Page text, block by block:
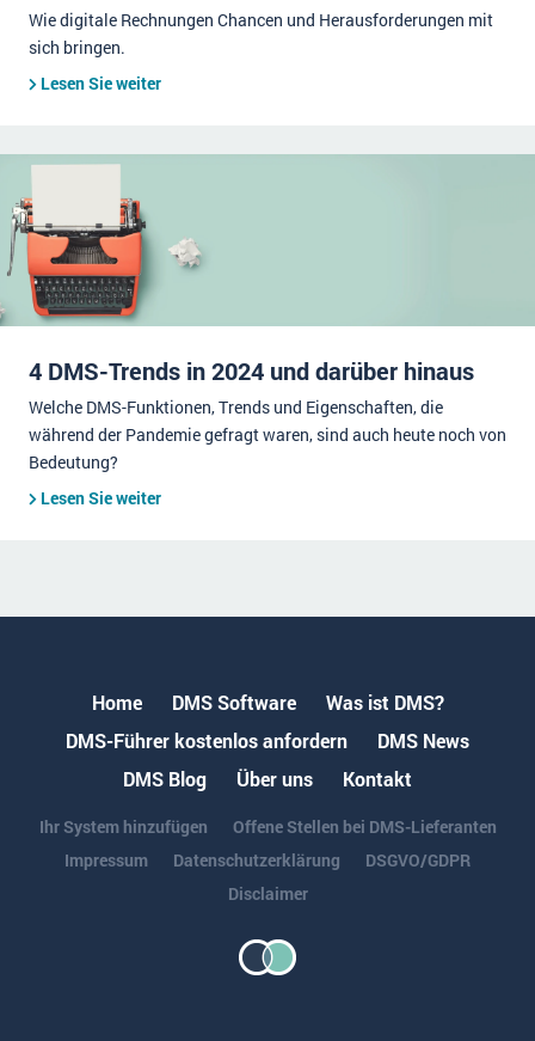
Wie digitale Rechnungen Chancen und Herausforderungen mit
sich bringen.
Lesen Sie weiter
4 DMS-Trends in 2024 und darüber hinaus
Welche DMS-Funktionen, Trends und Eigenschaften, die
während der Pandemie gefragt waren, sind auch heute noch von
Bedeutung?
Lesen Sie weiter
Home DMS Software
Was ist DMS?
DMS-Führer kostenlos anfordern
DMS News
DMS Blog
Über uns Kontakt
Ihr System hinzufügen
Offene Stellen bei DMS-Lieferanten
Impressum
Datenschutzerklärung
DSGVO/GDPR
Disclaimer